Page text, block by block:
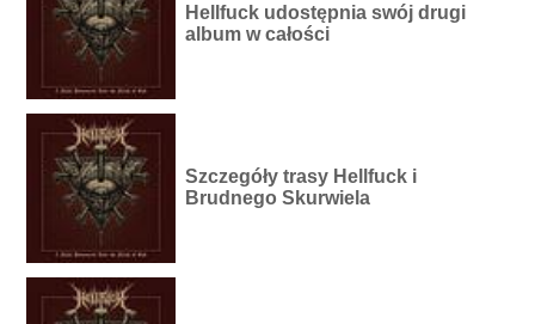
Hellfuck udostępnia swój drugi
album w całości
Szczegóły trasy Hellfuck i
Brudnego Skurwiela